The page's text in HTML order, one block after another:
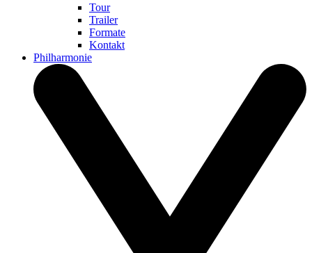
Tour
Trailer
Formate
Kontakt
Philharmonie